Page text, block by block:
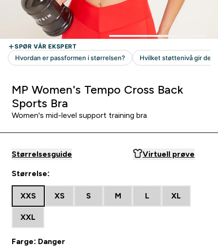
MP Women's Tempo Cross Back
Sports Bra
Women's mid-level support training bra
Størrelsesguide Virtuell prøve
Størrelse:
XXS XS S M L XL
XXL
Farge: Danger